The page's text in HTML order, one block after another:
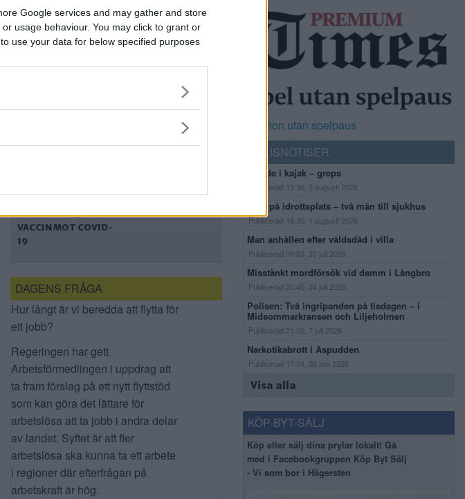
Google services and may gather and store
usage behaviour. You may click to grant or
use your data for below specified purposes
SNART INTE LÄNGRE
SAMHÄLLSFARLIG
SJUKDOM
BARN NU ERBJUDAS
VACCIN MOT COVID-
19
DAGENS FRÅGA
Hur långt är vi beredda att flytta för
ett jobb?
Regeringen har gett
Arbetsförmedlingen i uppdrag att
ta fram förslag på ett nytt flyttstöd
som kan göra det lättare för
arbetslösa att ta jobb i andra delar
av landet. Syftet är att fler
arbetslösa ska kunna ta ett arbete
i regioner där efterfrågan på
arbetskraft är hög.
Casinon utan spelpaus
POLISNOTISER
Flydde i kajak – greps
Publicerad 13:35, 2 augusti 2026
Bråk på idrottsplats – två män till sjukhus
Publicerad 16:30, 1 augusti 2026
Man anhållen efter våldsdåd i villa
Publicerad 09:53, 30 juli 2026
Misstänkt mordförsök vid damm i Långbro
Publicerad 20:45, 24 juli 2026
Polisen: Två ingripanden på tisdagen – i
Midsommarkransen och Liljeholmen
Publicerad 21:02, 7 juli 2026
Narkotikabrott i Aspudden
Publicerad 17:04, 28 juni 2026
Visa alla
KÖP-BYT-SÄLJ
Köp eller sälj dina prylar lokalt! Gå
med i Facebookgruppen Köp Byt Sälj
- Vi som bor i Hägersten